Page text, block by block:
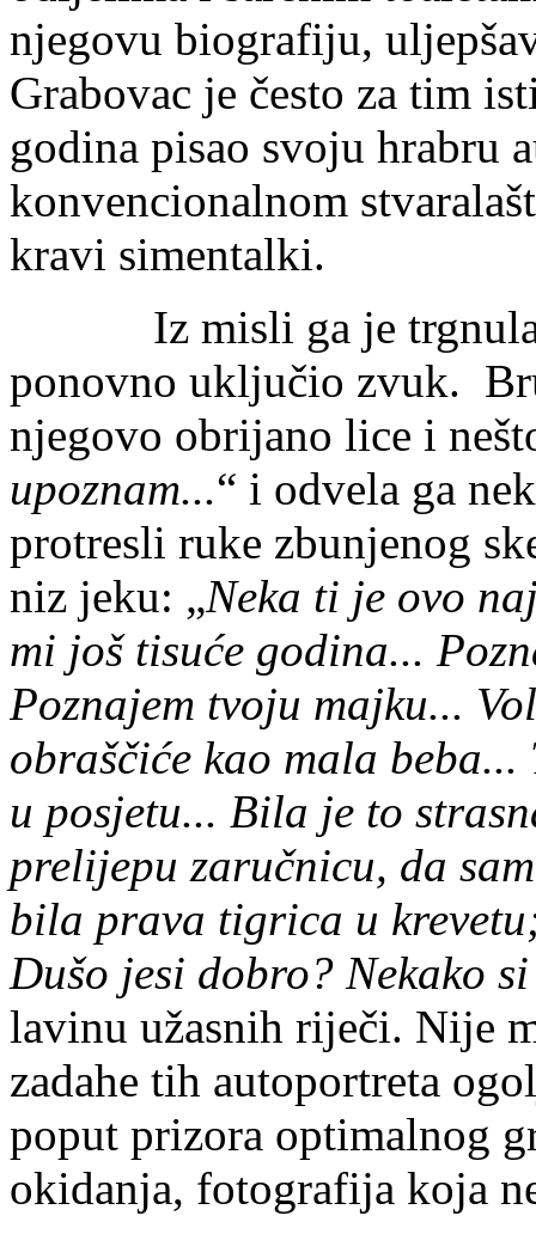
njegovu biografiju,
Grabovac je često za tim
godina pisao svoju hrabru
konvencionalnom
kravi simentalki.
Iz misli ga je trgnula
ponovno uključio zvuk.
njegovo obrijano lice i
upoznam...“ i odvela ga
protresli ruke zbunjenog
niz jeku: „Neka ti je ovo
mi još tisuće godina...
Poznajem tvoju majku...
obraščiće kao mala
u posjetu... Bila je to
prelijepu zaručnicu, da
bila prava tigrica u
Dušo jesi dobro? Nekako
lavinu užasnih riječi. Nije
zadahe tih autoportreta
poput prizora optimalnog
okidanja, fotografija koja